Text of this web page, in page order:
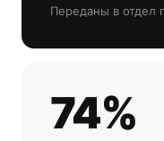
Переданы в отдел
74%